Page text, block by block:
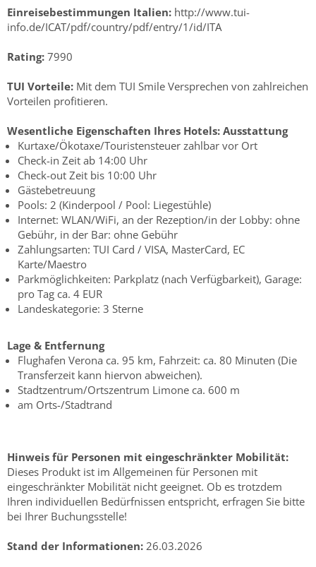
Einreisebestimmungen Italien: http://www.tui-
info.de/ICAT/pdf/country/pdf/entry/1/id/ITA
Rating: 7990
TUI Vorteile: Mit dem TUI Smile Versprechen von zahlreichen
Vorteilen profitieren.
Wesentliche Eigenschaften Ihres Hotels: Ausstattung
Kurtaxe/Ökotaxe/Touristensteuer zahlbar vor Ort
Check-in Zeit ab 14:00 Uhr
Check-out Zeit bis 10:00 Uhr
Gästebetreuung
Pools: 2 (Kinderpool / Pool: Liegestühle)
Internet: WLAN/WiFi, an der Rezeption/in der Lobby: ohne
Gebühr, in der Bar: ohne Gebühr
Zahlungsarten: TUI Card / VISA, MasterCard, EC
Karte/Maestro
Parkmöglichkeiten: Parkplatz (nach Verfügbarkeit), Garage:
pro Tag ca. 4 EUR
Landeskategorie: 3 Sterne
Lage & Entfernung
Flughafen Verona ca. 95 km, Fahrzeit: ca. 80 Minuten (Die
Transferzeit kann hiervon abweichen).
Stadtzentrum/Ortszentrum Limone ca. 600 m
am Orts-/Stadtrand
Hinweis für Personen mit eingeschränkter Mobilität:
Dieses Produkt ist im Allgemeinen für Personen mit
eingeschränkter Mobilität nicht geeignet. Ob es trotzdem
Ihren individuellen Bedürfnissen entspricht, erfragen Sie bitte
bei Ihrer Buchungsstelle!
Stand der Informationen: 26.03.2026